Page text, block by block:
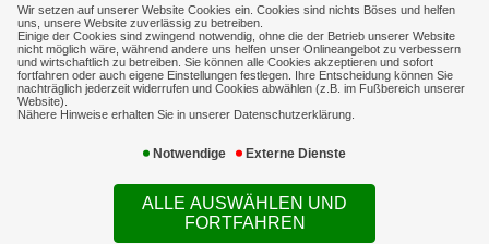
Wir setzen auf unserer Website Cookies ein. Cookies sind nichts Böses und helfen
uns, unsere Website zuverlässig zu betreiben.
Einige der Cookies sind zwingend notwendig, ohne die der Betrieb unserer Website
nicht möglich wäre, während andere uns helfen unser Onlineangebot zu verbessern
und wirtschaftlich zu betreiben. Sie können alle Cookies akzeptieren und sofort
fortfahren oder auch eigene Einstellungen festlegen. Ihre Entscheidung können Sie
nachträglich jederzeit widerrufen und Cookies abwählen (z.B. im Fußbereich unserer
Website).
Nähere Hinweise erhalten Sie in unserer Datenschutzerklärung.
Notwendige Externe Dienste
ALLE AUSWÄHLEN UND
FORTFAHREN
Newsticker